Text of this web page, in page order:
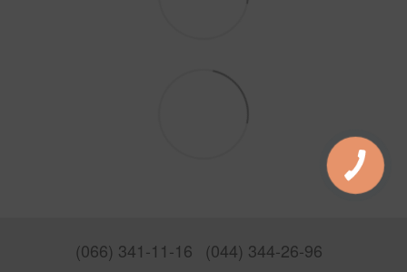
(066) 341-11-16 (044) 344-26-96